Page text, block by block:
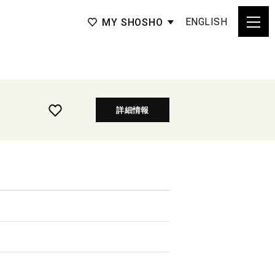
MY SHOSHO ENGLISH
詳細情報